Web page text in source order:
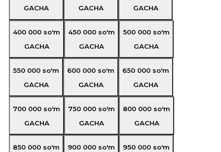
GACHA
GACHA
GACHA
400 000 so'm
GACHA
450 000 so'm
GACHA
500 000 so'm
GACHA
550 000 so'm
GACHA
600 000 so'm
GACHA
650 000 so'm
GACHA
700 000 so'm
GACHA
750 000 so'm
GACHA
800 000 so'm
GACHA
850 000 so'm
900 000 so'm
950 000 so'm